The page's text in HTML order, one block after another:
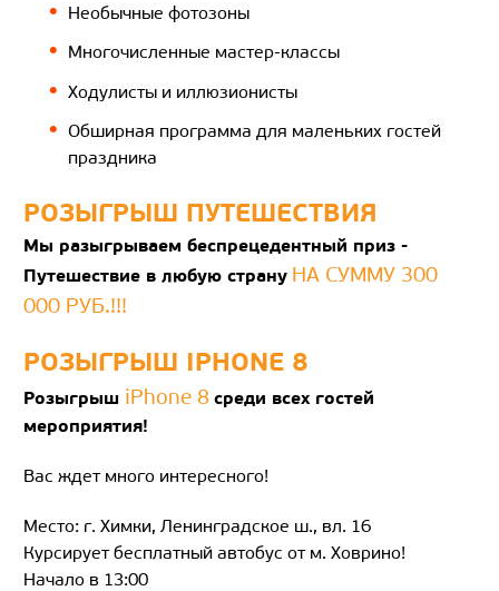
Необычные фотозоны
Многочисленные мастер-классы
Ходулисты и иллюзионисты
Обширная программа для маленьких гостей
праздника
РОЗЫГРЫШ ПУТЕШЕСТВИЯ
Мы разыгрываем беспрецедентный приз -
Путешествие в любую страну НА СУММУ 300
000 РУБ.!!!
РОЗЫГРЫШ IPHONE 8
Розыгрыш iPhone 8среди всех гостей
мероприятия!
Вас ждет много интересного!
Место: г. Химки, Ленинградское ш., вл. 16
Курсирует бесплатный автобус от м. Ховрино!
Начало в 13:00